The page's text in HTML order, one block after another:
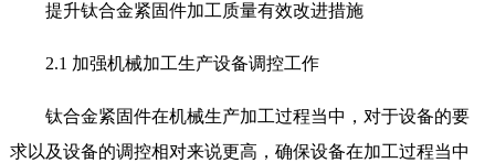
提升钛合金紧固件加工质量有效改进措施
2.1 加强机械加工生产设备调控工作
钛合金紧固件在机械生产加工过程当中，对于设备的要
求以及设备的调控相对来说更高，确保设备在加工过程当中